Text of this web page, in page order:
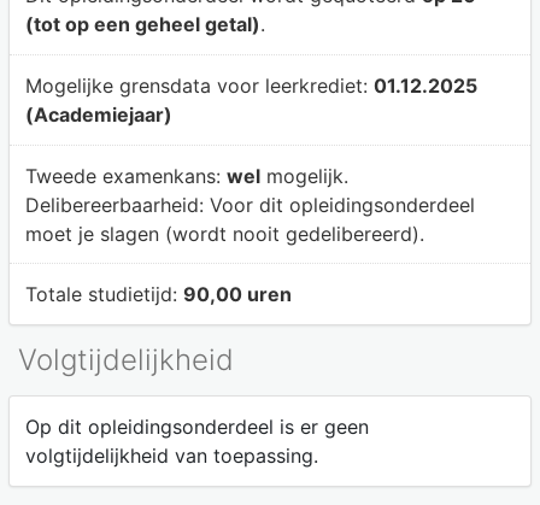
(tot op een geheel getal).
Mogelijke grensdata voor leerkrediet: 01.12.2025
(Academiejaar)
Tweede examenkans: welmogelijk.
Delibereerbaarheid: Voor dit opleidingsonderdeel
moet je slagen (wordt nooit gedelibereerd).
Totale studietijd: 90,00 uren
Volgtijdelijkheid
Op dit opleidingsonderdeel is er geen
volgtijdelijkheid van toepassing.